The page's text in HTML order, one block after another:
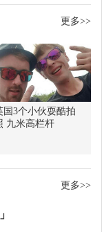
更多>>
国3个小伙耍酷拍
九米高栏杆
更多>>